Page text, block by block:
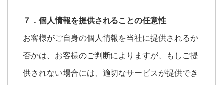
７．個人情報を提供されることの任意性
お客様がご自身の個人情報を当社に提供されるか
否かは、お客様のご判断によりますが、もしご提
供されない場合には、適切なサービスが提供でき